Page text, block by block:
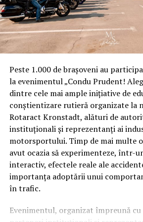
stopat ca acesta sa ajunga chiar
structuri.
Individul de joasa speta de la
Fals si uz de fals in declaratia de
masonului de la mascati
Nedeclararea calităţii de membru
Asociaţie – M.L.I.U.R., denotă o
acestei calităţi (mason), intenţie a
din punct de vedere penal
intenţii conduce fără echivoc la
constitutiv al infracţiunii de fals în
Infracţiunea de fals în declaraţii este
se comite doar cu intenţie directă şi
necorespunzătoare a adevărului.
Peste 1.000 de brașoveni au
la evenimentul „Condu Prudent!
dintre cele mai ample inițiative de
conștientizare rutieră organizate la
Rotaract Kronstadt, alături de
instituționali și reprezentanți ai
motorsportului. Timp de mai multe
avut ocazia să experimenteze, într-
interactiv, efectele reale ale
importanța adoptării unui
în trafic.
Evenimentul, organizat împreună